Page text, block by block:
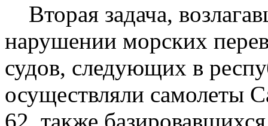
Вторая задача,
нарушении морских
судов, следующих в
осуществляли самолеты